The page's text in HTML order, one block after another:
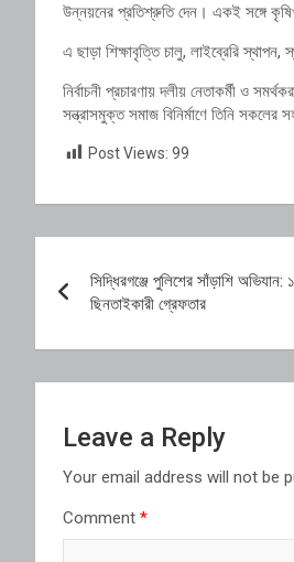
উন্নয়নের প্রতিশ্রুতি দেন। একই সঙ্গে
এ ছাড়া শিক্ষাবৃত্তি চালু, লাইব্রেরি স্থাপন,
নির্বাচনী প্রচারণায় দলীয় নেতাকর্মী ও
সন্ত্রাসমুক্ত সমাজ বিনির্মাণে তিনি সকলের
Post Views: 99
navigation
সিদ্ধিরগঞ্জে পুলিশের সাঁড়াশি অভিযান:
ছিনতাইকারী গ্রেফতার
Leave a Reply
Your email address will not be
Comment *